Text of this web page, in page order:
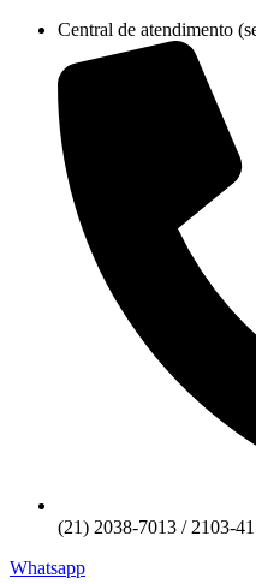
conteúdo
Central de atendimento
(21) 2038-7013 / 2103-
Whatsapp